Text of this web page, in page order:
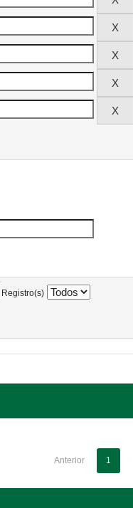
Registro(s)
Anterior 1